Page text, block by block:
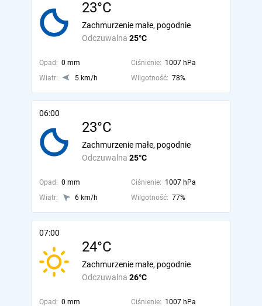
23°C
Odczuwalna 25°C
Zachmurzenie małe, pogodnie
Opad: 0 mm Ciśnienie: 1007 hPa
Wiatr:
5 km/h Wilgotność: 78%
06:00
23°C
Odczuwalna 25°C
Zachmurzenie małe, pogodnie
Opad: 0 mm Ciśnienie: 1007 hPa
Wiatr:
6 km/h Wilgotność: 77%
07:00
24°C
Odczuwalna 26°C
Zachmurzenie małe, pogodnie
Opad: 0 mm Ciśnienie: 1007 hPa